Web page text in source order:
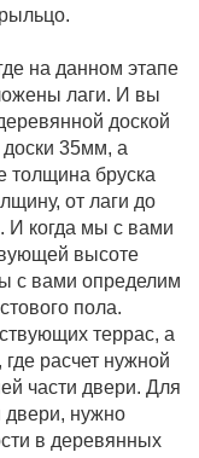
на данном этапе
лаги. И вы
доской
35мм, а
толщина бруска
от лаги до
И когда мы с вами
высоте
с вами определим
пола.
террас, а
расчет нужной
части двери. Для
двери, нужно
в деревянных